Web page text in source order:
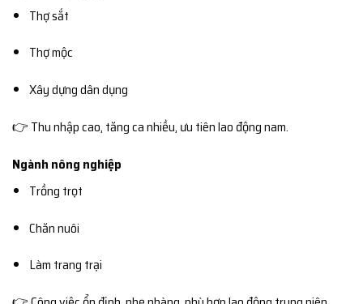
Thợ sắt
Thợ mộc
Xây dựng dân dụng
👉 Thu nhập cao, tăng ca nhiều, ưu tiên lao động nam.
Ngành nông nghiệp
Trồng trọt
Chăn nuôi
Làm trang trại